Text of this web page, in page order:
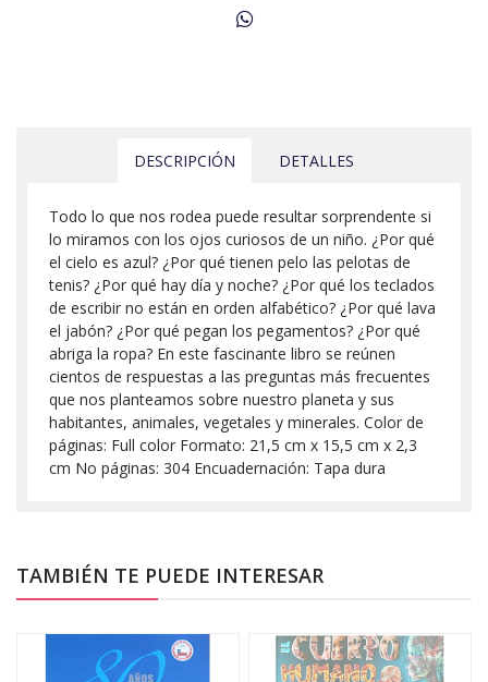
DESCRIPCIÓN DETALLES
Todo lo que nos rodea puede resultar sorprendente si
lo miramos con los ojos curiosos de un niño. ¿Por qué
el cielo es azul? ¿Por qué tienen pelo las pelotas de
tenis? ¿Por qué hay día y noche? ¿Por qué los teclados
de escribir no están en orden alfabético? ¿Por qué lava
el jabón? ¿Por qué pegan los pegamentos? ¿Por qué
abriga la ropa? En este fascinante libro se reúnen
cientos de respuestas a las preguntas más frecuentes
que nos planteamos sobre nuestro planeta y sus
habitantes, animales, vegetales y minerales. Color de
páginas: Full color Formato: 21,5 cm x 15,5 cm x 2,3
cm No páginas: 304 Encuadernación: Tapa dura
TAMBIÉN TE PUEDE INTERESAR